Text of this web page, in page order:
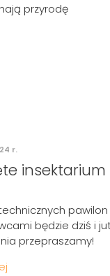
przyrodę
r.
insektarium
pawilon
będzie dziś i
przepraszamy!